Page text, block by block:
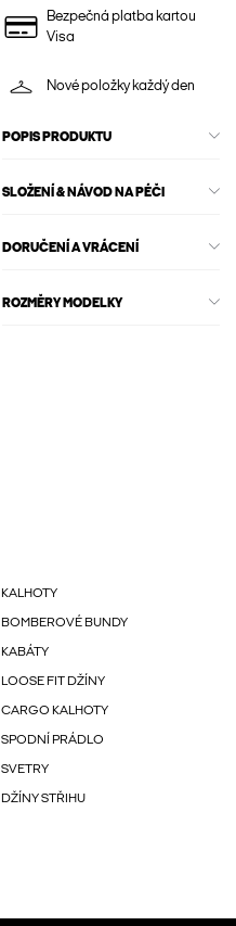
Bezpečná platba kartou
Visa
Nové položky každý den
POPIS PRODUKTU
SLOŽENÍ & NÁVOD NA PÉČI
DORUČENÍ A VRÁCENÍ
ROZMĚRY MODELKY
KALHOTY
BOMBEROVÉ BUNDY
KABÁTY
LOOSE FIT DŽÍNY
CARGO KALHOTY
SPODNÍ PRÁDLO
SVETRY
DŽÍNY STŘIHU